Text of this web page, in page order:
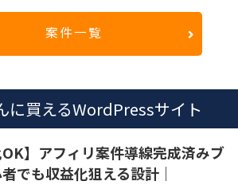
案件一覧
に買えるWordPressサイト
OK】アフィリ案件導線完成済みブ
でも収益化狙える設計｜